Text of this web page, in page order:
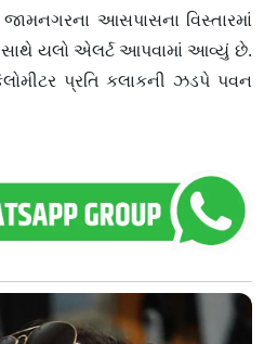
આસપાસના વિસ્તારમાં
સાથે યલો એલર્ટ આપવામાં આવ્યું છે.
પ્રતિ કલાકની ઝડપે પવન